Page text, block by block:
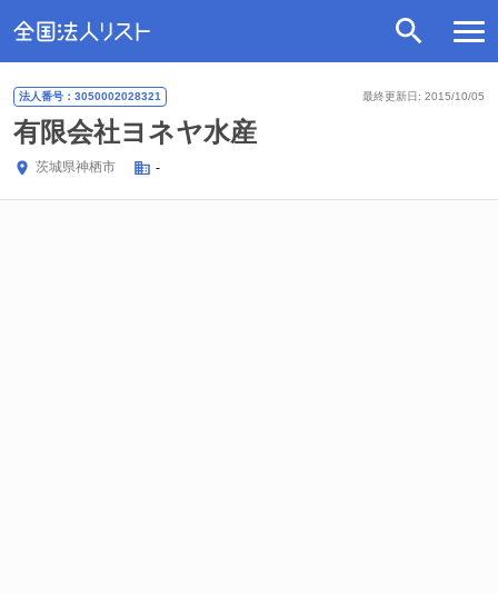
最終更新日: 2015/10/05
法人番号：3050002028321
有限会社ヨネヤ水産
茨城県神栖市 -